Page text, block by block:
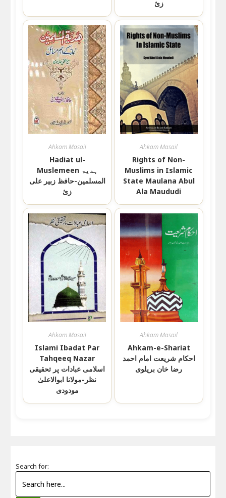
زئ
Ahkam Masail
Hadiat ul-
Muslemeen ہدیۃ
المسلمین-حافظ زبیر علی
زئ
Ahkam Masail
Rights of Non-
Muslims in Islamic
State Maulana Abul
Ala Maududi
Ahkam Masail
Islami Ibadat Par
Tahqeeq Nazar
اسلامی عبادات پر تحقیقی
نظر-مولانا ابوالاعلیٰ
مودودی
Ahkam Masail
Ahkam-e-Shariat
احکام شریعت امام احمد
رضا خان بریلوی
Search for: